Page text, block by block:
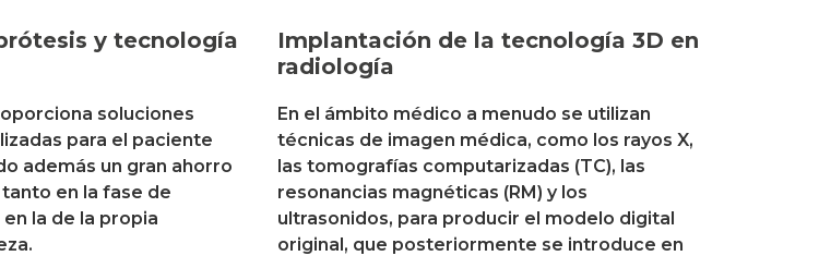
y tecnología
soluciones
para el paciente
además un gran ahorro
en la fase de
la de la propia
Implantación de la tecnología 3D en
radiología
En el ámbito médico a menudo se utilizan
técnicas de imagen médica, como los rayos X,
las tomografías computarizadas (TC), las
resonancias magnéticas (RM) y los
ultrasonidos, para producir el modelo digital
original, que posteriormente se introduce en